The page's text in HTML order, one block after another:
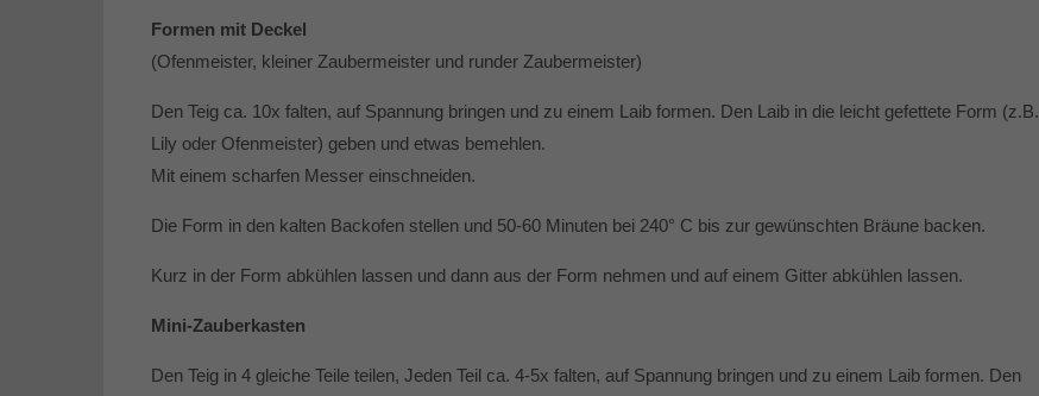
Formen mit Deckel
(Ofenmeister, kleiner Zaubermeister und runder Zaubermeister)
Den Teig ca. 10x falten, auf Spannung bringen und zu einem Laib formen. Den Laib in die leicht gefettete Form (z.B.
Lily oder Ofenmeister) geben und etwas bemehlen.
Mit einem scharfen Messer einschneiden.
Die Form in den kalten Backofen stellen und 50-60 Minuten bei 240° C bis zur gewünschten Bräune backen.
Kurz in der Form abkühlen lassen und dann aus der Form nehmen und auf einem Gitter abkühlen lassen.
Mini-Zauberkasten
Den Teig in 4 gleiche Teile teilen, Jeden Teil ca. 4-5x falten, auf Spannung bringen und zu einem Laib formen. Den